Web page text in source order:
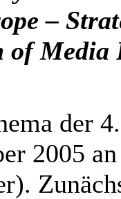
–
of Media
der
2005